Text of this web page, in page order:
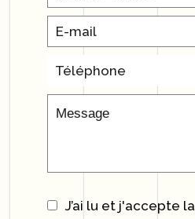
J’ai lu et j'accepte la